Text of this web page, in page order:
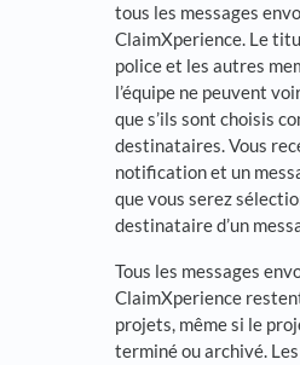
tous les messages
ClaimXperience. Le
police et les autres
l’équipe ne peuvent
que s’ils sont choisis
destinataires. Vous
notification et un
que vous serez
destinataire d’un
Tous les messages
ClaimXperience
projets, même si le
terminé ou archivé.